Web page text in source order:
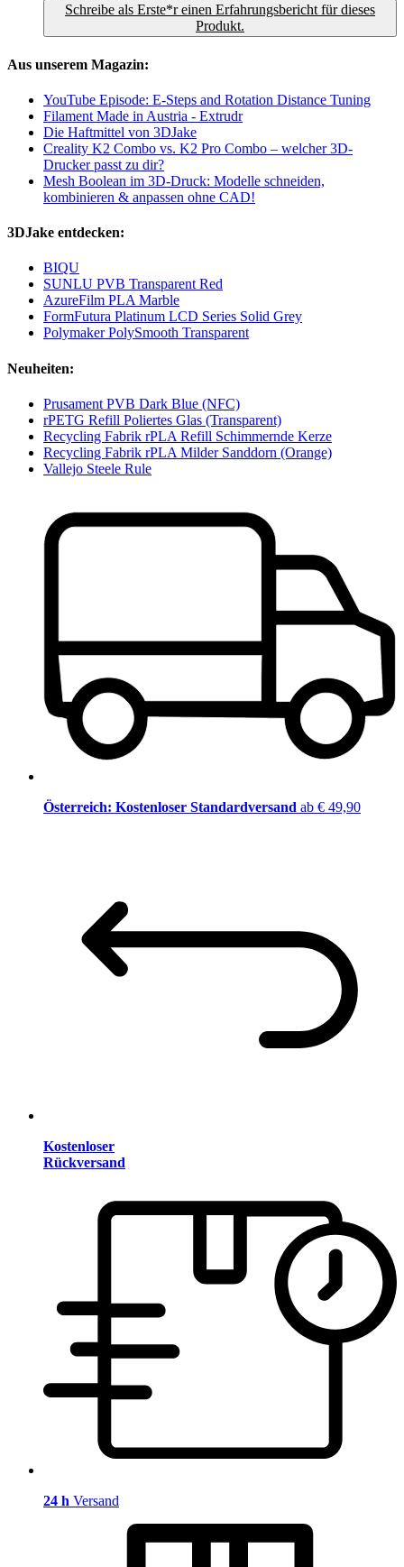
Schreibe als Erste*r einen Erfahrungsbericht für dieses
Produkt.
Aus unserem Magazin:
YouTube Episode: E-Steps and Rotation Distance Tuning
Filament Made in Austria - Extrudr
Die Haftmittel von 3DJake
Creality K2 Combo vs. K2 Pro Combo – welcher 3D-
Drucker passt zu dir?
Mesh Boolean im 3D-Druck: Modelle schneiden,
kombinieren & anpassen ohne CAD!
3DJake entdecken:
BIQU
SUNLU PVB Transparent Red
AzureFilm PLA Marble
FormFutura Platinum LCD Series Solid Grey
Polymaker PolySmooth Transparent
Neuheiten:
Prusament PVB Dark Blue (NFC)
rPETG Refill Poliertes Glas (Transparent)
Recycling Fabrik rPLA Refill Schimmernde Kerze
Recycling Fabrik rPLA Milder Sanddorn (Orange)
Vallejo Steele Rule
Österreich: Kostenloser Standardversand ab € 49,90
Kostenloser
Rückversand
24 h Versand